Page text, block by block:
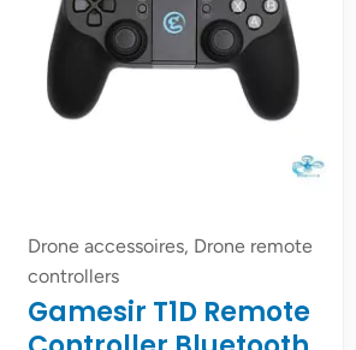
Drone accessoires, Drone remote
controllers
Gamesir T1D Remote